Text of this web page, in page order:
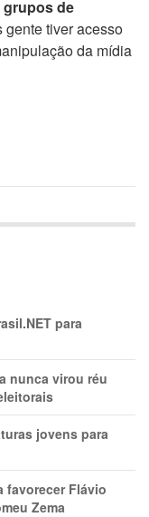
grupos de
gente tiver acesso
da mídia
para
nunca virou réu
jovens para
favorecer Flávio
Zema